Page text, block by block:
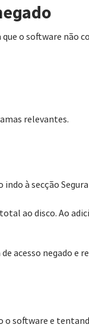
o software não
relevantes.
à secção
ao disco. Ao
acesso negado e
o software e